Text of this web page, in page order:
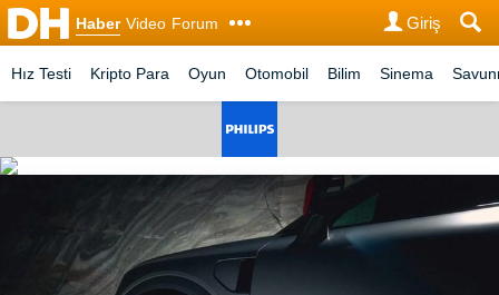
Haber Video Forum Giriş
Hız Testi Kripto Para Oyun Otomobil Bilim Sinema